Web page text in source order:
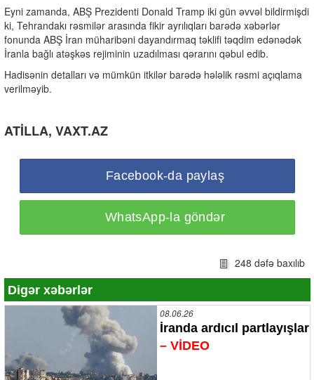
Eyni zamanda, ABŞ Prezidenti Donald Tramp iki gün əvvəl bildirmişdi
ki, Tehrandakı rəsmilər arasında fikir ayrılıqları barədə xəbərlər
fonunda ABŞ İran müharibəni dayandırmaq təklifi təqdim edənədək
İranla bağlı atəşkəs rejiminin uzadılması qərarını qəbul edib.
Hadisənin detalları və mümkün itkilər barədə hələlik rəsmi açıqlama
verilməyib.
ATİLLA, VAXT.AZ
Facebook-da paylaş
WhatsApp-la göndər
248 dəfə baxılıb
Digər xəbərlər
08.06.26
İranda ardıcıl partlayışlar
– VİDEO